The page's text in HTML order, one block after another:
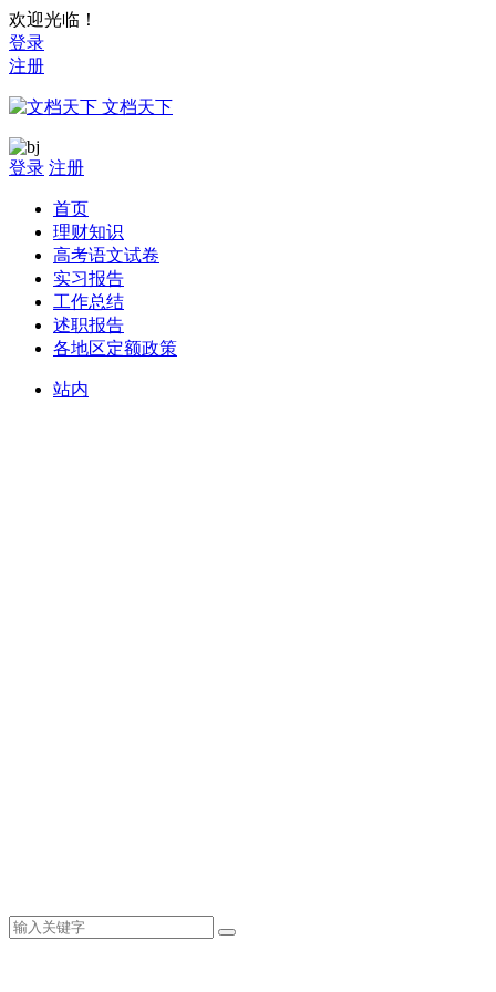
欢迎光临！
登录
注册
文档天下
登录 注册
首页
理财知识
高考语文试卷
实习报告
工作总结
述职报告
各地区定额政策
站内